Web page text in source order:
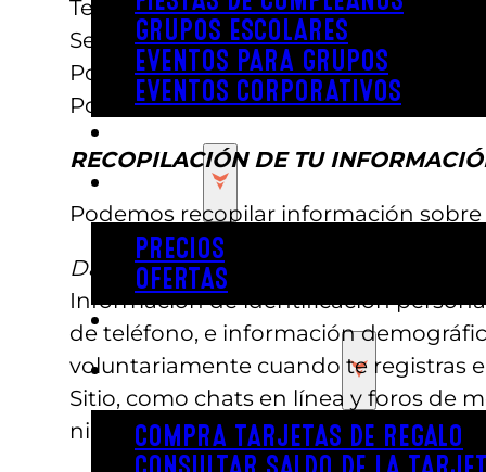
GRUPOS ESCOLARES
EVENTOS PARA GRUPOS
EVENTOS CORPORATIVOS
PRECIOS
OFERTAS
TARJETAS DE REGALO
COMPRA TARJETAS DE REGALO
CONSULTAR SALDO DE LA
Te recomendamos que revises
Se considerará que has sido
Política de Privacidad revisada
Política de Privacidad revisada.
RECOPILACIÓN DE TU
Podemos recopilar información
Datos Personales
Información de identificación
de teléfono, e información
voluntariamente cuando te registras
Sitio, como chats en línea y foros de
ningún tipo; sin embargo, tu negativa